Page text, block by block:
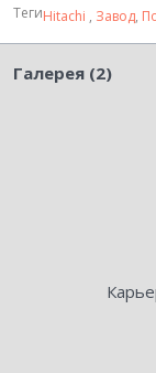
ТегиHitachi , Завод,
Галерея (2)